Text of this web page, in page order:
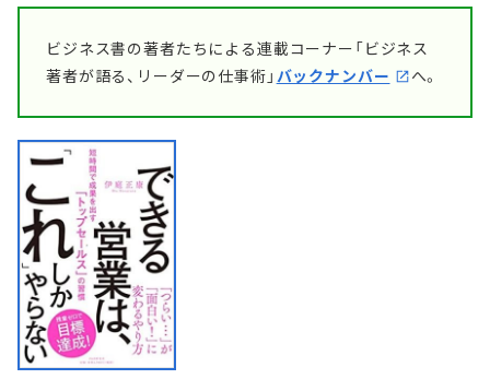
ビジネス書の著者たちによる連載コーナー「ビジネス
著者が語る、リーダーの仕事術」 バックナンバー へ。